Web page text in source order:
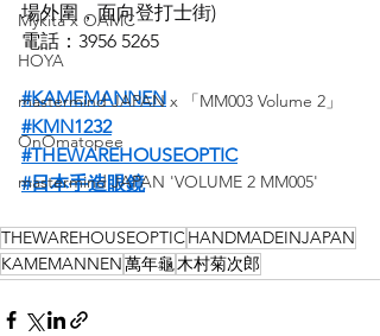
Mykita x OAMC
HOYA
mastermind JAPAN x 「MM003 Volume 2」
OnOmatopee
mastermind JAPAN 'VOLUME 2 MM005'
場外圍，面向登打士街)
電話：3956 5265
#KAMEMANNEN
#KMN1232
#THEWAREHOUSEOPTIC
#日本手造眼鏡
THEWAREHOUSEOPTICHANDMADEINJAPAN
KAMEMANNEN萬年龜木村菊次郎